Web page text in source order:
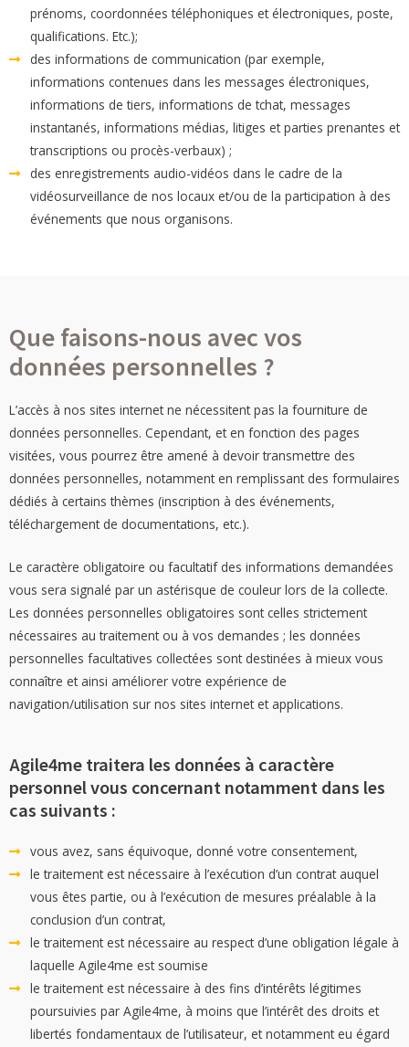
prénoms, coordonnées téléphoniques et électroniques, poste,
qualifications. Etc.);
des informations de communication (par exemple,
informations contenues dans les messages électroniques,
informations de tiers, informations de tchat, messages
instantanés, informations médias, litiges et parties prenantes et
transcriptions ou procès-verbaux) ;
des enregistrements audio-vidéos dans le cadre de la
vidéosurveillance de nos locaux et/ou de la participation à des
événements que nous organisons.
Que faisons-nous avec vos
données personnelles ?
L’accès à nos sites internet ne nécessitent pas la fourniture de
données personnelles. Cependant, et en fonction des pages
visitées, vous pourrez être amené à devoir transmettre des
données personnelles, notamment en remplissant des formulaires
dédiés à certains thèmes (inscription à des événements,
téléchargement de documentations, etc.).
Le caractère obligatoire ou facultatif des informations demandées
vous sera signalé par un astérisque de couleur lors de la collecte.
Les données personnelles obligatoires sont celles strictement
nécessaires au traitement ou à vos demandes ; les données
personnelles facultatives collectées sont destinées à mieux vous
connaître et ainsi améliorer votre expérience de
navigation/utilisation sur nos sites internet et applications.
Agile4me traitera les données à caractère
personnel vous concernant notamment dans les
cas suivants :
vous avez, sans équivoque, donné votre consentement,
le traitement est nécessaire à l’exécution d’un contrat auquel
vous êtes partie, ou à l’exécution de mesures préalable à la
conclusion d’un contrat,
le traitement est nécessaire au respect d’une obligation légale à
laquelle Agile4me est soumise
le traitement est nécessaire à des fins d’intérêts légitimes
poursuivies par Agile4me, à moins que l’intérêt des droits et
libertés fondamentaux de l’utilisateur, et notamment eu égard